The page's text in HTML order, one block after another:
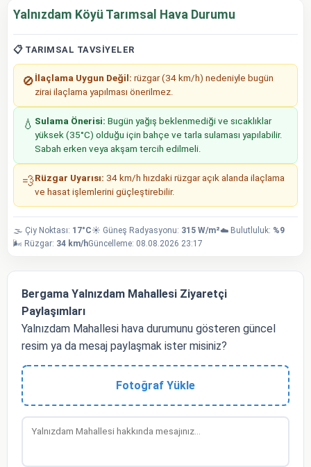
Yalnızdam Köyü Tarımsal Hava Durumu
📋 TARIMSAL TAVSIYELER
🚫 İlaçlama Uygun Değil: rüzgar (34 km/h) nedeniyle bugün
zirai ilaçlama yapılması önerilmez.
💧 Sulama Önerisi: Bugün yağış beklenmediği ve sıcaklıklar
yüksek (35°C) olduğu için bahçe ve tarla sulaması yapılabilir.
Sabah erken veya akşam tercih edilmeli.
💨Rüzgar Uyarısı: 34 km/h hızdaki rüzgar açık alanda ilaçlama
ve hasat işlemlerini güçleştirebilir.
🌫️ Çiy Noktası: 17°C☀️ Güneş Radyasyonu: 315 W/m²☁️ Bulutluluk: %9
🌬️ Rüzgar: 34 km/hGüncelleme: 08.08.2026 23:17
Bergama Yalnızdam Mahallesi Ziyaretçi
Paylaşımları
Yalnızdam Mahallesi hava durumunu gösteren güncel
resim ya da mesaj paylaşmak ister misiniz?
Fotoğraf Yükle